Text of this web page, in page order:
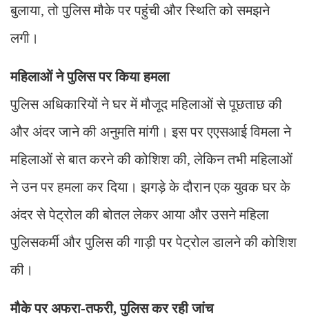
बुलाया, तो पुलिस मौके पर पहुंची और स्थिति को समझने
लगी।
महिलाओं ने पुलिस पर किया हमला
पुलिस अधिकारियों ने घर में मौजूद महिलाओं से पूछताछ की
और अंदर जाने की अनुमति मांगी। इस पर एएसआई विमला ने
महिलाओं से बात करने की कोशिश की, लेकिन तभी महिलाओं
ने उन पर हमला कर दिया। झगड़े के दौरान एक युवक घर के
अंदर से पेट्रोल की बोतल लेकर आया और उसने महिला
पुलिसकर्मी और पुलिस की गाड़ी पर पेट्रोल डालने की कोशिश
की।
मौके पर अफरा-तफरी, पुलिस कर रही जांच